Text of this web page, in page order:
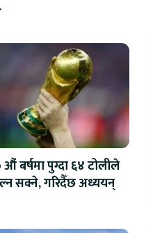
बर्षमा पुग्दा ६४ टोलीले
सक्ने, गरिदैँछ अध्ययन्